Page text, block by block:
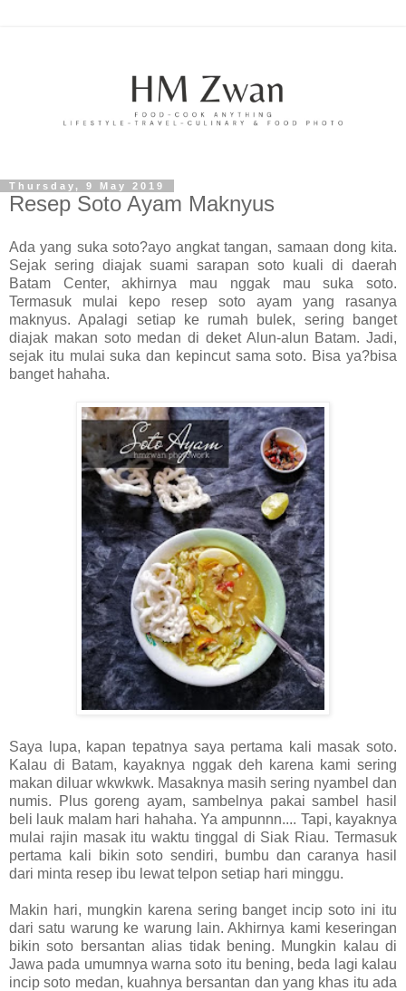
Thursday, 9 May 2019
Resep Soto Ayam Maknyus
Ada yang suka soto?ayo angkat tangan, samaan dong kita.
Sejak sering diajak suami sarapan soto kuali di daerah
Batam Center, akhirnya mau nggak mau suka soto.
Termasuk mulai kepo resep soto ayam yang rasanya
maknyus. Apalagi setiap ke rumah bulek, sering banget
diajak makan soto medan di deket Alun-alun Batam. Jadi,
sejak itu mulai suka dan kepincut sama soto. Bisa ya?bisa
banget hahaha.
Saya lupa, kapan tepatnya saya pertama kali masak soto.
Kalau di Batam, kayaknya nggak deh karena kami sering
makan diluar wkwkwk. Masaknya masih sering nyambel dan
numis. Plus goreng ayam, sambelnya pakai sambel hasil
beli lauk malam hari hahaha. Ya ampunnn.... Tapi, kayaknya
mulai rajin masak itu waktu tinggal di Siak Riau. Termasuk
pertama kali bikin soto sendiri, bumbu dan caranya hasil
dari minta resep ibu lewat telpon setiap hari minggu.
Makin hari, mungkin karena sering banget incip soto ini itu
dari satu warung ke warung lain. Akhirnya kami keseringan
bikin soto bersantan alias tidak bening. Mungkin kalau di
Jawa pada umumnya warna soto itu bening, beda lagi kalau
incip soto medan, kuahnya bersantan dan yang khas itu ada